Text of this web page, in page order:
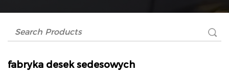
fabryka desek sedesowych